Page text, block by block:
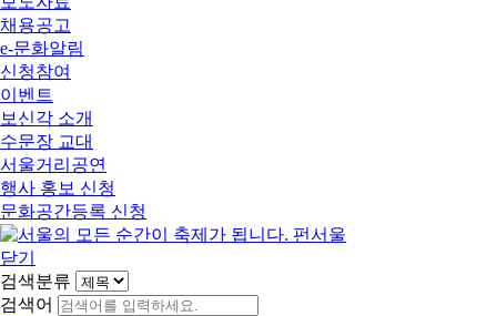
채용공고
e-문화알림
신청참여
이벤트
보신각 소개
수문장 교대
서울거리공연
행사 홍보 신청
문화공간등록 신청
닫기
검색분류
검색어